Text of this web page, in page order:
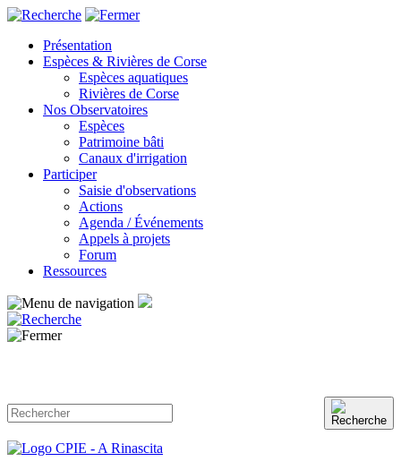
Présentation
Espèces & Rivières de Corse
Espèces aquatiques
Rivières de Corse
Nos Observatoires
Espèces
Patrimoine bâti
Canaux d'irrigation
Participer
Saisie d'observations
Actions
Agenda / Événements
Appels à projets
Forum
Ressources
Panneau de gestion des cookies